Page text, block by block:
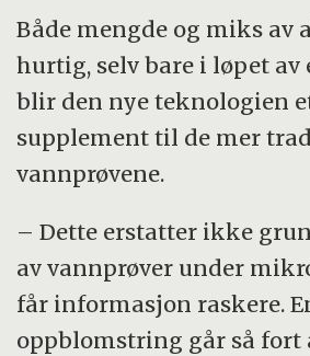
Både mengde og miks av
hurtig, selv bare i løpet av
blir den nye teknologien
supplement til de mer
vannprøvene.
– Dette erstatter ikke
av vannprøver under
får informasjon raskere.
oppblomstring går så fort